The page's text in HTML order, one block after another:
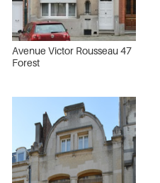
Avenue Victor Rousseau 47
Forest